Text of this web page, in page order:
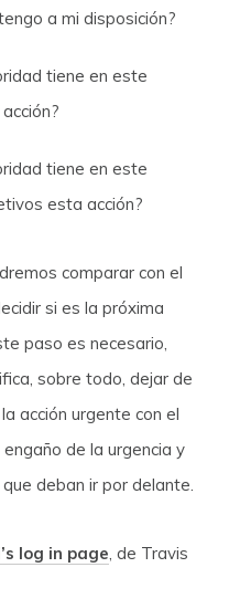
a mi disposición?
tiene en este
tiene en este
esta acción?
comparar con el
si es la próxima
paso es necesario,
sobre todo, dejar de
acción urgente con el
de la urgencia y
deban ir por delante.
log in page, de Travis